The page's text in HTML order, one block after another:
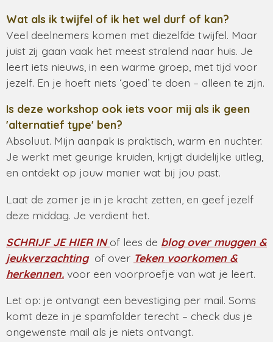
Wat als ik twijfel of ik het wel durf of kan?
Veel deelnemers komen met diezelfde twijfel. Maar
juist zij gaan vaak het meest stralend naar huis. Je
leert iets nieuws, in een warme groep, met tijd voor
jezelf. En je hoeft niets ‘goed’ te doen – alleen te zijn.
Is deze workshop ook iets voor mij als ik geen
'alternatief type' ben?
Absoluut. Mijn aanpak is praktisch, warm en nuchter.
Je werkt met geurige kruiden, krijgt duidelijke uitleg,
en ontdekt op jouw manier wat bij jou past.
Laat de zomer je in je kracht zetten, en geef jezelf
deze middag. Je verdient het.
SCHRIJF JE HIER INof lees de blog over muggen &
jeukverzachtingof over Teken voorkomen &
herkennen. voor een voorproefje van wat je leert.
Let op: je ontvangt een bevestiging per mail. Soms
komt deze in je spamfolder terecht – check dus je
ongewenste mail als je niets ontvangt.